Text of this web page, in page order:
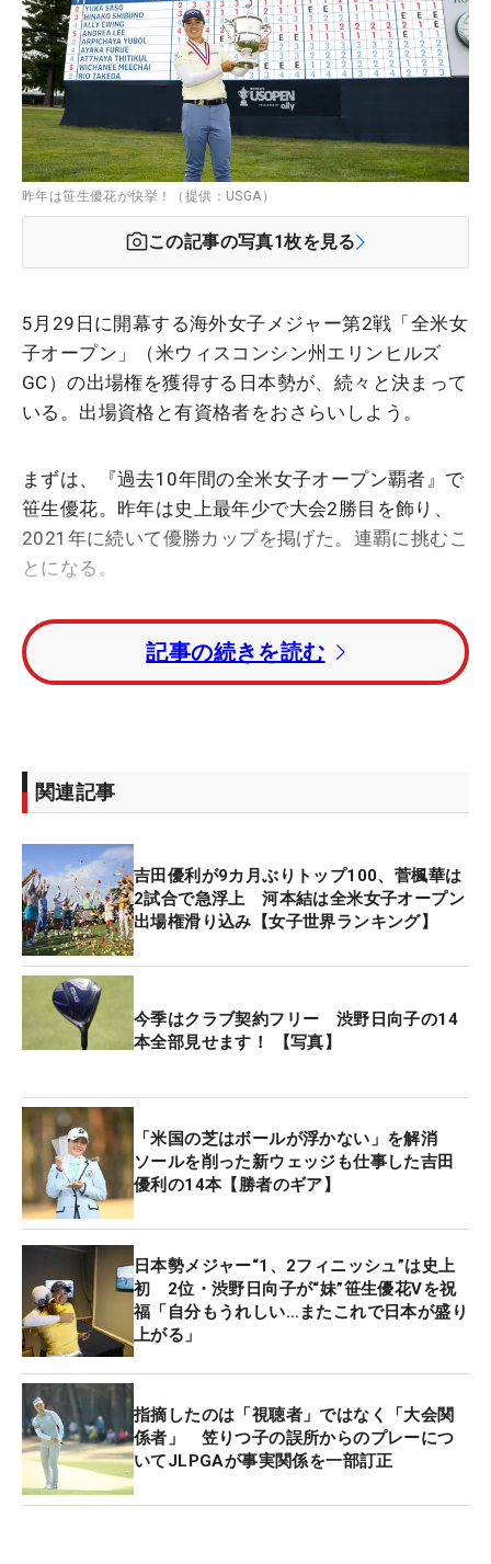
昨年は笹生優花が快挙！（提供：USGA）
この記事の写真1枚を見る
5月29日に開幕する海外女子メジャー第2戦「全米女
子オープン」（米ウィスコンシン州エリンヒルズ
GC）の出場権を獲得する日本勢が、続々と決まって
いる。出場資格と有資格者をおさらいしよう。
まずは、『過去10年間の全米女子オープン覇者』で
笹生優花。昨年は史上最年少で大会2勝目を飾り、
2021年に続いて優勝カップを掲げた。連覇に挑むこ
とになる。
『昨年の全米女子オープントップ10』の資格では、
2位だった渋野日向子、6位の古江彩佳、9位の竹田
麗央と小祝さくらがいる。
資格をもつ古江、笹生に加えて、西郷真央、畑岡奈
紗が該当する。
24日付の世界ランキングに基づき、上位75人にも出
場権が与えられる。山下美夢有、岩井明愛、岩井千
怜、桑木志帆、河本結、鈴木愛がこのカテゴリーで
切符を獲得した。
出場チャンスはまだ残されている。5月19日付けの
世界ランキング上位75人、世界各地で行われる予選
4月22日（火）に千葉県の房総カントリークラブで
行われ、予選通過人数は当日発表される（昨年は5
人）。
【全米女子オープンの主な出場資格】
1.過去10年間の全米女子オープン覇者
笹生優花
2.昨年の全米女子オープントップ10
さくら
8.過去5年間のアムンディ・エビアン選手権覇者
古江彩佳
記事の続きを読む
関連記事
吉田優利が9カ月ぶりトップ100、菅楓華は
2試合で急浮上 河本結は全米女子オープン
出場権滑り込み【女子世界ランキング】
今季はクラブ契約フリー 渋野日向子の14
本全部見せます！ 【写真】
「米国の芝はボールが浮かない」を解消
ソールを削った新ウェッジも仕事した吉田
優利の14本【勝者のギア】
日本勢メジャー“1、2フィニッシュ”は史上
初 2位・渋野日向子が“妹”笹生優花Vを祝
福「自分もうれしい…またこれで日本が盛り
上がる」
指摘したのは「視聴者」ではなく「大会関
係者」 笠りつ子の誤所からのプレーにつ
いてJLPGAが事実関係を一部訂正